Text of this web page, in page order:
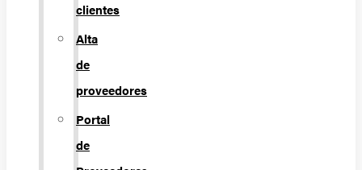
clientes
Alta
de
proveedores
Portal
de